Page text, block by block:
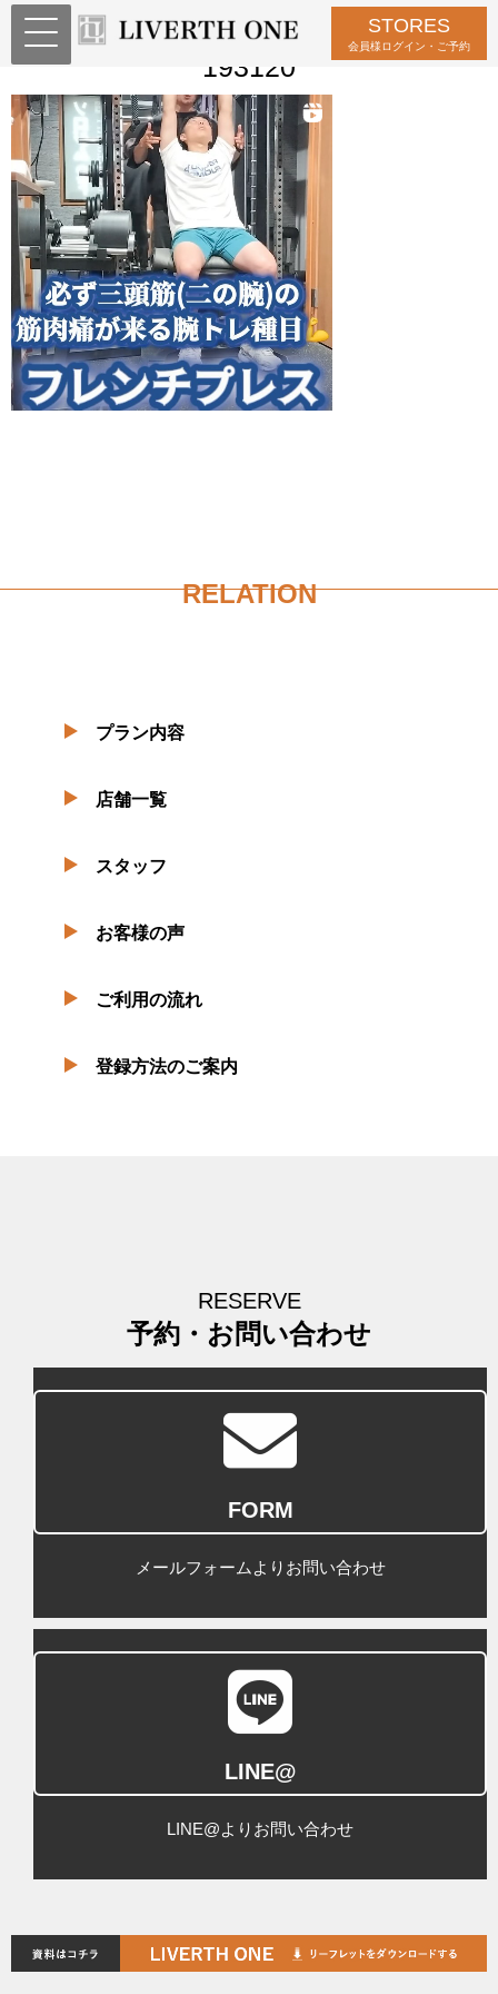
STORES
会員様ログイン・ご予約
スクリーンショット 2024-10-19
193120
RELATION
プラン内容
店舗一覧
スタッフ
お客様の声
ご利用の流れ
登録方法のご案内
RESERVE
予約・お問い合わせ
FORM
メールフォームよりお問い合わせ
LINE@
LINE@よりお問い合わせ